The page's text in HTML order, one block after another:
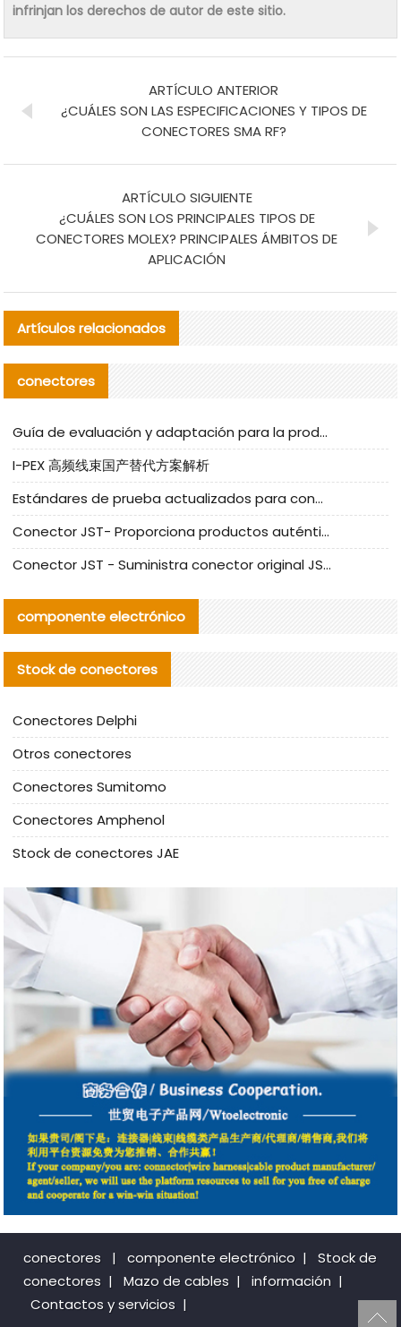
infrinjan los derechos de autor de este sitio.
ARTÍCULO ANTERIOR
¿CUÁLES SON LAS ESPECIFICACIONES Y TIPOS DE
CONECTORES SMA RF?
ARTÍCULO SIGUIENTE
¿CUÁLES SON LOS PRINCIPALES TIPOS DE
CONECTORES MOLEX? PRINCIPALES ÁMBITOS DE
APLICACIÓN
Artículos relacionados
conectores
Guía de evaluación y adaptación para la producción en serie de componentes de cables nacionales para CNC Tech
I-PEX 高频线束国产替代方案解析
Estándares de prueba actualizados para conectores nacionales bajo la referencia de CLIFF
Conector JST- Proporciona productos auténticos y alternativos del conector JST NSHR-02V-S
Conector JST - Suministra conector original JST GHR-09V-S | productos alternativos
componente electrónico
Stock de conectores
Conectores Delphi
Otros conectores
Conectores Sumitomo
Conectores Amphenol
Stock de conectores JAE
conectores | componente electrónico |
Stock de
conectores | Mazo de cables | información |
Contactos y servicios |